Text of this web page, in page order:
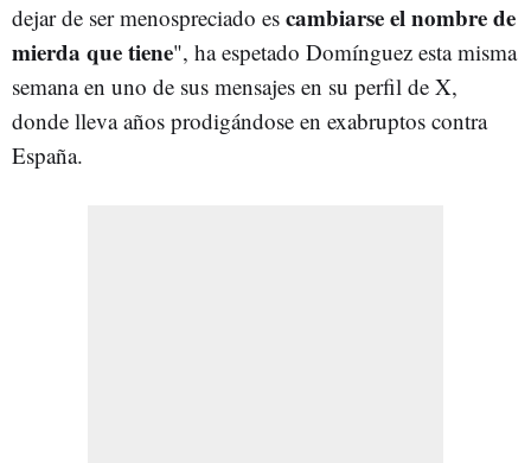
dejar de ser menospreciado es cambiarse el nombre de
mierda que tiene", ha espetado Domínguez esta misma
semana en uno de sus mensajes en su perfil de X,
donde lleva años prodigándose en exabruptos contra
España.